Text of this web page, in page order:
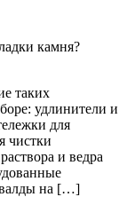
камня?
таких
удлинители и
для
чистки
и ведра
на […]